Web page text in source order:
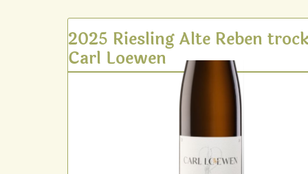
2025 Riesling Alte Reben
Carl Loewen